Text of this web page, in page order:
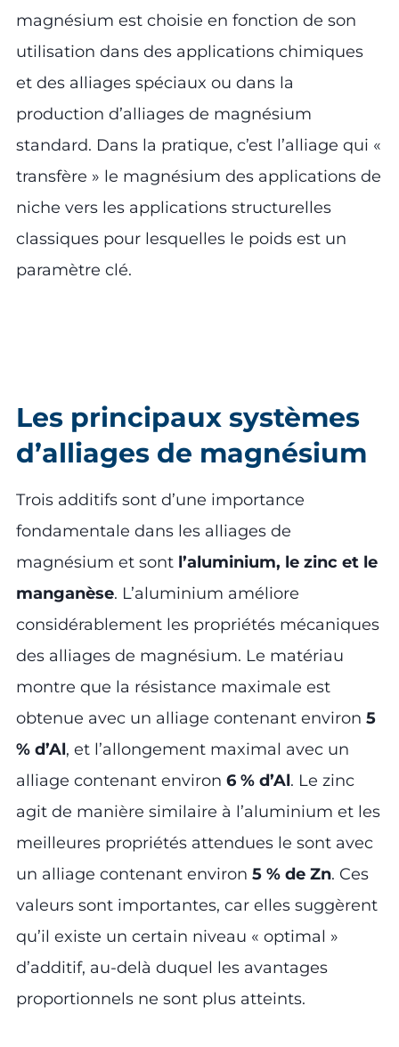
magnésium est choisie en fonction de son
utilisation dans des applications chimiques
et des alliages spéciaux ou dans la
production d’alliages de magnésium
standard. Dans la pratique, c’est l’alliage qui «
transfère » le magnésium des applications de
niche vers les applications structurelles
classiques pour lesquelles le poids est un
paramètre clé.
Les principaux systèmes
d’alliages de magnésium
Trois additifs sont d’une importance
fondamentale dans les alliages de
magnésium et sont l’aluminium, le zinc et le
manganèse. L’aluminium améliore
considérablement les propriétés mécaniques
des alliages de magnésium. Le matériau
montre que la résistance maximale est
obtenue avec un alliage contenant environ 5
% d’Al, et l’allongement maximal avec un
alliage contenant environ 6 % d’Al. Le zinc
agit de manière similaire à l’aluminium et les
meilleures propriétés attendues le sont avec
un alliage contenant environ 5 % de Zn. Ces
valeurs sont importantes, car elles suggèrent
qu’il existe un certain niveau « optimal »
d’additif, au-delà duquel les avantages
proportionnels ne sont plus atteints.